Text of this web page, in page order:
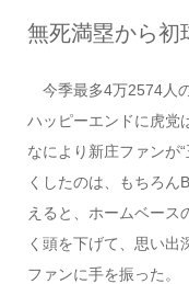
無死満塁から初
今季最多4万2574人
ハッピーエンドに虎党
なにより新庄ファンが
くしたのは、もちろん
えると、ホームベース
く頭を下げて、思い出
ファンに手を振った。